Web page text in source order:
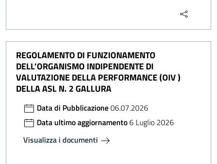
REGOLAMENTO DI FUNZIONAMENTO
DELL’ORGANISMO INDIPENDENTE DI
VALUTAZIONE DELLA PERFORMANCE (OIV )
DELLA ASL N. 2 GALLURA
Data di Pubblicazione06.07.2026
Data ultimo aggiornamento6 Luglio 2026
Visualizza i documenti